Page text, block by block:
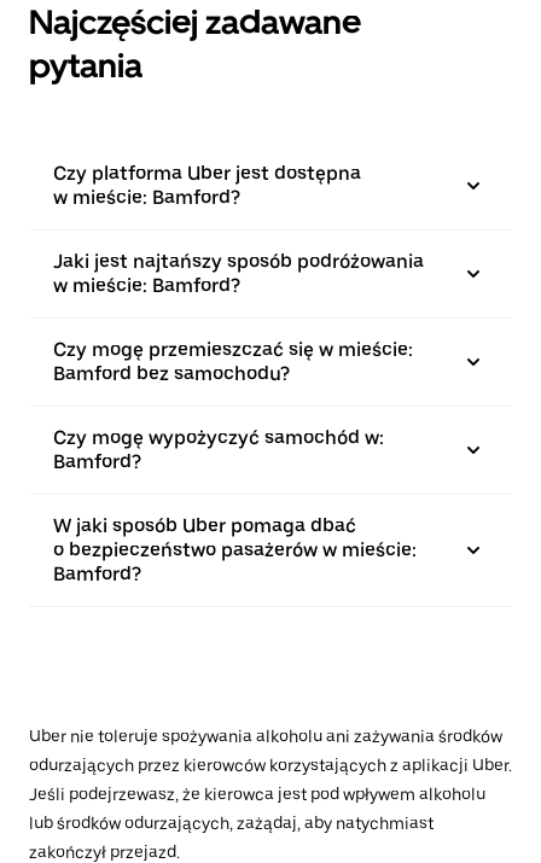
Najczęściej zadawane
pytania
Czy platforma Uber jest dostępna
w mieście: Bamford?
Jaki jest najtańszy sposób podróżowania
w mieście: Bamford?
Czy mogę przemieszczać się w mieście:
Bamford bez samochodu?
Czy mogę wypożyczyć samochód w:
Bamford?
W jaki sposób Uber pomaga dbać
o bezpieczeństwo pasażerów w mieście:
Bamford?
Uber nie toleruje spożywania alkoholu ani zażywania środków
odurzających przez kierowców korzystających z aplikacji Uber.
Jeśli podejrzewasz, że kierowca jest pod wpływem alkoholu
lub środków odurzających, zażądaj, aby natychmiast
zakończył przejazd.